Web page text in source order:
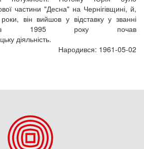
частини "Десна" на Чернігівщині, й,
він вийшов у відставку у званні
Із 1995 року почав
діяльність.
Народився: 1961-05-02